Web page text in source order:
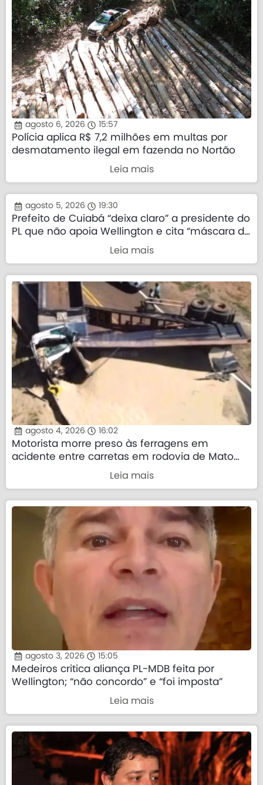
agosto 6, 2026 15:57
Polícia aplica R$ 7,2 milhões em multas por
desmatamento ilegal em fazenda no Nortão
Leia mais
agosto 5, 2026 19:30
Prefeito de Cuiabá “deixa claro” a presidente do
PL que não apoia Wellington e cita “máscara da
Leia mais
agosto 4, 2026 16:02
Motorista morre preso às ferragens em
acidente entre carretas em rodovia de Mato
Leia mais
agosto 3, 2026 15:05
Medeiros critica aliança PL-MDB feita por
Wellington; “não concordo” e “foi imposta”
Leia mais